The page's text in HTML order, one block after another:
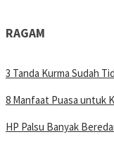
RAGAM
3 Tanda Kurma Sudah
8 Manfaat Puasa untuk
HP Palsu Banyak